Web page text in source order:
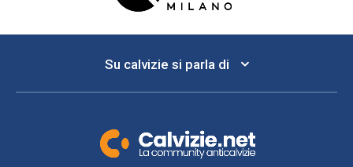
Su calvizie si parla di